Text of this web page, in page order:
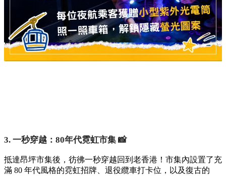
3. 一秒穿越：80年代霓虹市集 📸
抵達昂坪市集後，彷彿一秒穿越回到老香港！市集內設置了充
滿 80 年代風格的霓虹招牌、退役纜車打卡位，以及復古的